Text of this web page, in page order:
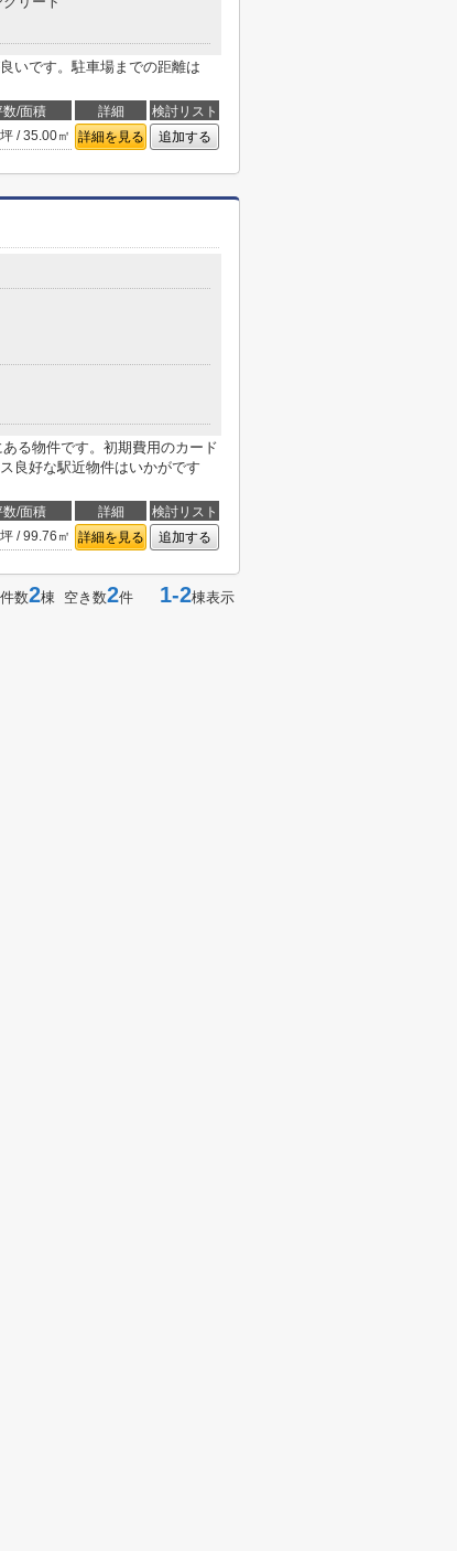
いです。駐車場までの距離は
数/面積 詳細
検討リスト
/ 35.00㎡ 詳細を見る 追加する
る物件です。初期費用のカード
良好な駅近物件はいかがです
数/面積 詳細
検討リスト
/ 99.76㎡ 詳細を見る 追加する
数2棟 空き数2件 1-2棟表示